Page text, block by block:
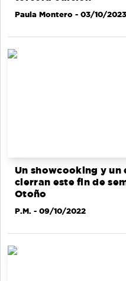
Paula Montero - 03/10/2023
Un showcooking y un
cierran este fin de
Otoño
P.M. - 09/10/2022